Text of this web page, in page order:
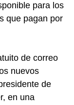
para los
que pagan por
de correo
nuevos
de
en una